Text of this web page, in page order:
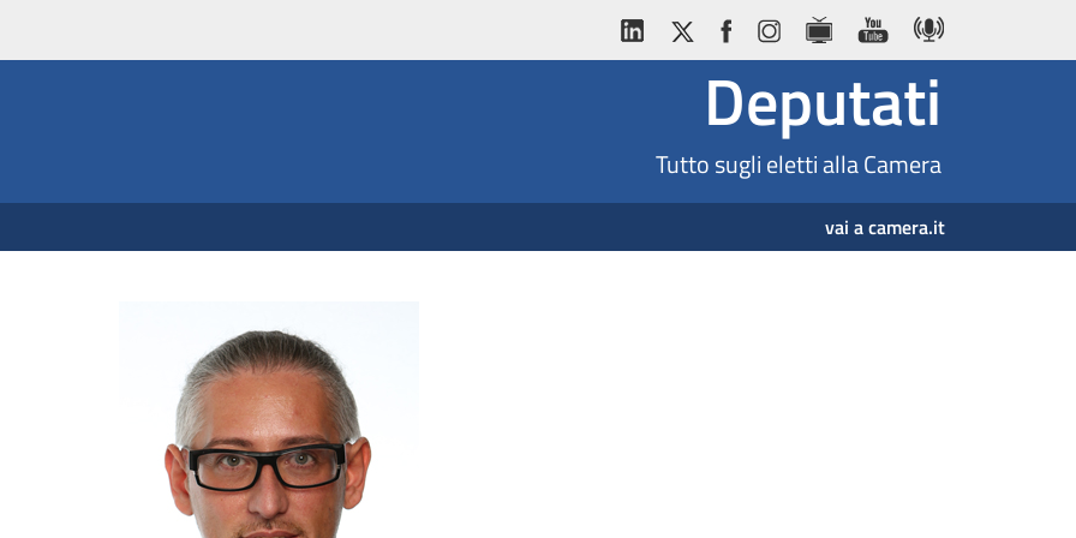
Deputati
Tutto sugli eletti alla Camera
vai a camera.it